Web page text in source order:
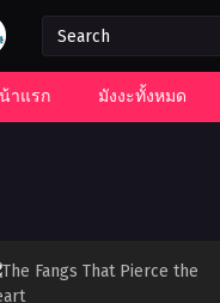
าแรก มังงะทั้งหมด